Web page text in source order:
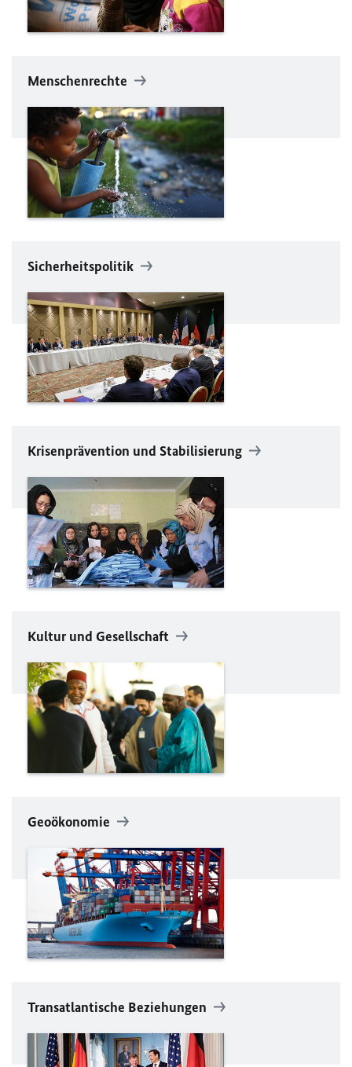
Menschenrechte
Sicherheitspolitik
Krisenprävention und Stabilisierung
Kultur und Gesellschaft
Geoökonomie
Transatlantische Beziehungen